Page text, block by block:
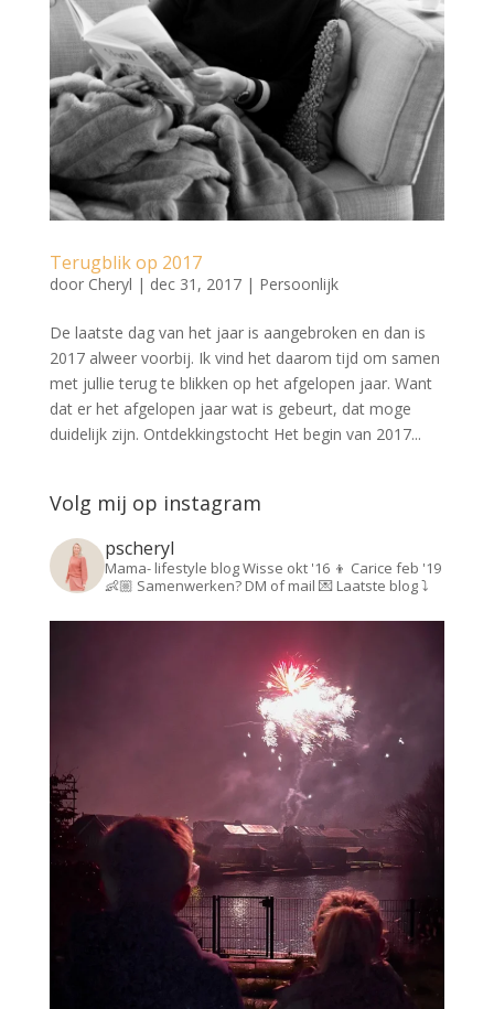
Terugblik op 2017
door Cheryl | dec 31, 2017| Persoonlijk
De laatste dag van het jaar is aangebroken en dan is
2017 alweer voorbij. Ik vind het daarom tijd om samen
met jullie terug te blikken op het afgelopen jaar. Want
dat er het afgelopen jaar wat is gebeurt, dat moge
duidelijk zijn. Ontdekkingstocht Het begin van 2017...
Volg mij op instagram
pscheryl
Mama- lifestyle blogWisse okt '16 👦 Carice feb '19
👶🏼 Samenwerken? DM of mail 💌Laatste blog ⤵️